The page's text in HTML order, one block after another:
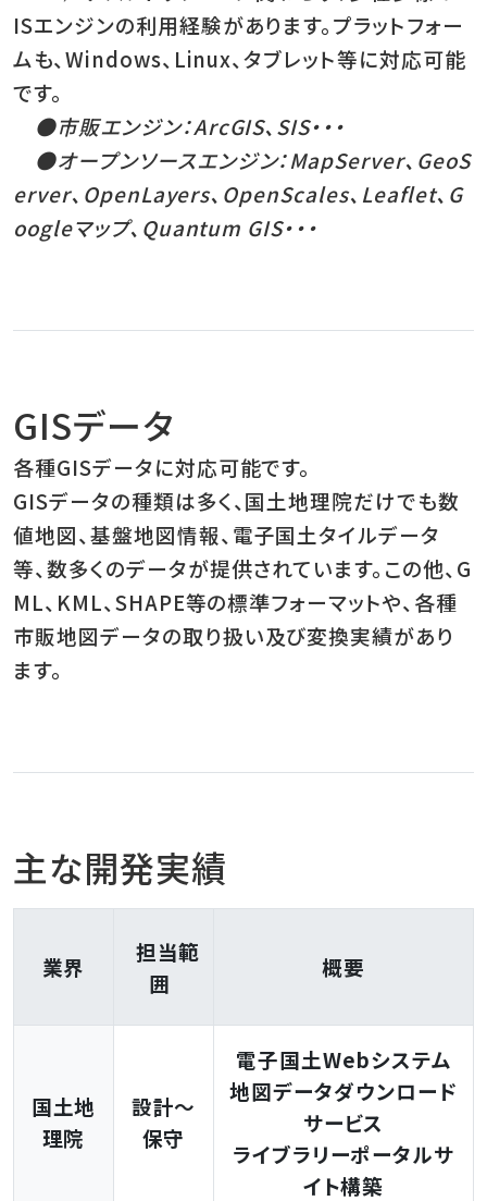
ISエンジンの利用経験があります。プラットフォー
ムも、Windows、Linux、タブレット等に対応可能
です。
●市販エンジン：ArcGIS、SIS・・・
●オープンソースエンジン：MapServer、GeoS
erver、OpenLayers、OpenScales、Leaflet、G
oogleマップ、Quantum GIS・・・
GISデータ
各種GISデータに対応可能です。
GISデータの種類は多く、国土地理院だけでも数
値地図、基盤地図情報、電子国土タイルデータ
等、数多くのデータが提供されています。この他、G
ML、KML、SHAPE等の標準フォーマットや、各種
市販地図データの取り扱い及び変換実績があり
ます。
主な開発実績
業界
担当範
囲
概要
国土地
理院
設計～
保守
電子国土Webシステム
地図データダウンロード
サービス
ライブラリーポータルサ
イト構築